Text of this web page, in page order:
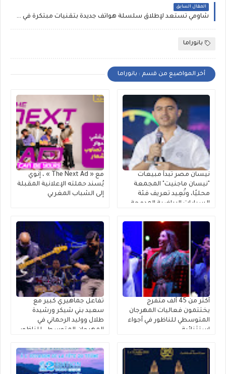
المقال السابق
شاومي تستعد لإطلاق سلسلة هواتف جديدة بتقنيات مبتكرة في المغرب
بانوراما
أخر المواضيع من قسم : بانوراما
نيسان مصر تبدأ مبيعات
"نيسان ماجنيت" المجمعة
محليًا، وتُعِيد تعريف فئة
السيارات الرياضية المدمجة
مع « The Next Ad » ، إنوي
يُسند حملته الإعلانية المقبلة
إلى الشباب المغربي
أكثر من 45 ألف متفرج
يختتمون فعاليات المهرجان
المتوسطي للناظور في أجواء
استثنائية
تفاعل جماهيري كبير مع
سعيد بني شيكر ورشيدة
طلال ووليد الرحماني في
المهرجان المتوسطي للناظور